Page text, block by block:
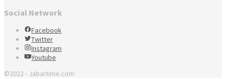
Social Network
Facebook
Twitter
Instagram
Youtube
©2022 - Jabartime.com